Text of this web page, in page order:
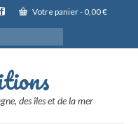
Votre panier- 0,00€
des îles et de la mer